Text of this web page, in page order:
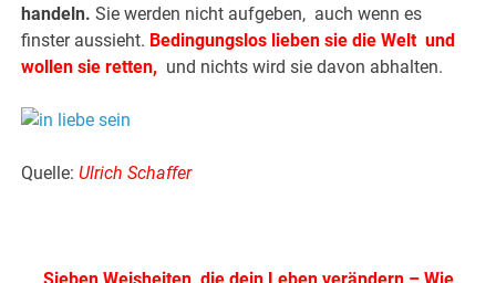
handeln. Sie werden nicht aufgeben, auch wenn es
finster aussieht. Bedingungslos lieben sie die Welt und
wollen sie retten, und nichts wird sie davon abhalten.
Quelle: Ulrich Schaffer